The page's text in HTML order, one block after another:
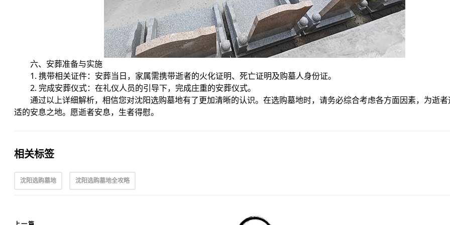
六、安葬准备与实施
1. 携带相关证件：安葬当日，家属需携带逝者的火化证明、死亡证明及购墓人身份证。
2. 完成安葬仪式：在礼仪人员的引导下，完成庄重的安葬仪式。
通过以上详细解析，相信您对沈阳选购墓地有了更加清晰的认识。在选购墓地时，请务必综合考虑各方面因素，为逝
适的安息之地。愿逝者安息，生者得慰。
相关标签
沈阳选购墓地 沈阳选购墓地全攻略